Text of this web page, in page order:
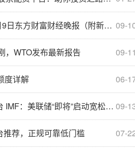
09-
方财富财经晚报（附新闻联播）
09-11
，WTO发布最新报告
06-
度详解
09-
：美联储“即将”启动宽松周期
07-
推荐，正规可靠低门槛